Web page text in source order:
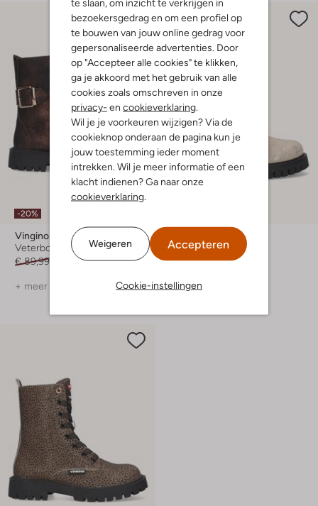
bezoekersgedrag en om een profiel op
te bouwen van jouw online gedrag voor
gepersonaliseerde advertenties. Door
op "Accepteer alle cookies" te klikken,
ga je akkoord met het gebruik van alle
cookies zoals omschreven in onze
privacy- en cookieverklaring
Wil je je voorkeuren wijzigen? Via de
cookieknop onderaan de pagina kun je
jouw toestemming ieder moment
intrekken. Wil je meer informatie of een
klacht indienen? Ga naar onze
cookieverklaring
Weigeren Accepteren
Cookie-instellingen
-20%
Vingino
Veterboots
€ 89,99
€ 71,99
+ meer kleuren
Veterboots
€ 99,99 € 79,99
+ meer kleuren